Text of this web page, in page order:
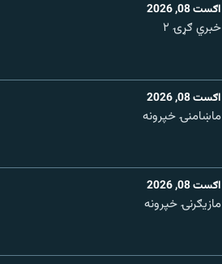
اګست 08, 2026
خبري ګړۍ ۲
اګست 08, 2026
ماښامنۍ خپرونه
اګست 08, 2026
مازیګرنۍ خپرونه